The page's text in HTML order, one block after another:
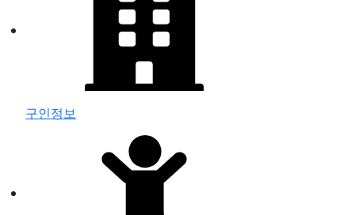
구인정보